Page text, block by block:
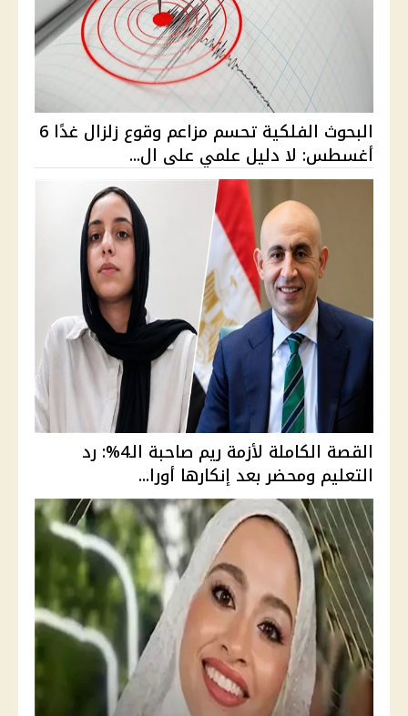
البحوث الفلكية تحسم مزاعم وقوع زلزال غدًا 6
أغسطس: لا دليل علمي على ال...
القصة الكاملة لأزمة ريم صاحبة الـ4%: رد
التعليم ومحضر بعد إنكارها أورا...